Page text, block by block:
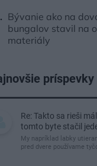
Bývanie ako na
bungalov stavil na
materiály
príspevky
Re: Takto sa rieši
tomto byte stačil
My napríklad labky
pred dvere používame